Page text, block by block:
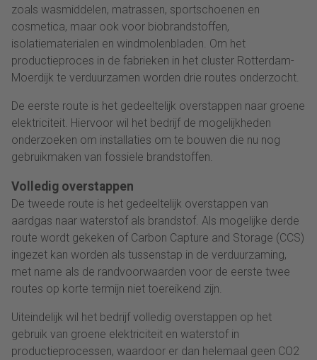
zoals wasmiddelen, matrassen, sportschoenen en
cosmetica, maar ook voor biobrandstoffen,
isolatiematerialen en windmolenbladen. Om het
productieproces in de fabrieken in het cluster Rotterdam-
Moerdijk te verduurzamen worden drie routes onderzocht.
De eerste route is het gedeeltelijk overstappen naar groene
elektriciteit. Hiervoor wil het bedrijf de mogelijkheden
onderzoeken om installaties om te bouwen die nu nog
gebruikmaken van fossiele brandstoffen.
Volledig overstappen
De tweede route is het gedeeltelijk overstappen van
aardgas naar waterstof als brandstof. Als mogelijke derde
route wordt gekeken of Carbon Capture and Storage (CCS)
ingezet kan worden als tussenstap in de verduurzaming,
met name als de randvoorwaarden voor de eerste twee
routes op korte termijn niet toereikend zijn.
Uiteindelijk wil het bedrijf volledig overstappen op het
gebruik van groene elektriciteit en waterstof in
productieprocessen, waardoor er dan helemaal geen CO2